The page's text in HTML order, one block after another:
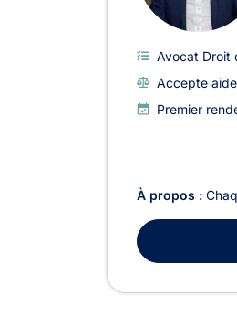
Avocat Droit
Accepte
Premier
À propos :